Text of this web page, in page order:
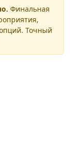
Финальная
Точный